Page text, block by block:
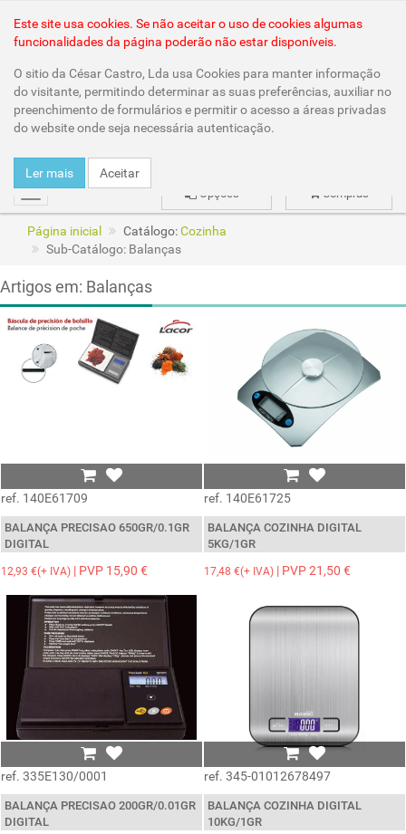
mudar Compras
Opções
Este site usa cookies. Se não aceitar o uso de cookies algumas
funcionalidades da página poderão não estar disponíveis.
O sitio da César Castro, Lda usa Cookies para manter informação
do visitante, permitindo determinar as suas preferências, auxiliar no
preenchimento de formulários e permitir o acesso a áreas privadas
do website onde seja necessária autenticação.
Ler mais Aceitar
Página inicial Catálogo:Cozinha
Sub-Catálogo: Balanças
Artigos em: Balanças
ref. 140E61709
BALANÇA PRECISAO 650GR/0.1GR
DIGITAL
12,93 €(+ IVA) | PVP 15,90 €
ref. 140E61725
BALANÇA COZINHA DIGITAL
5KG/1GR
17,48 €(+ IVA) | PVP 21,50 €
ref. 335E130/0001
BALANÇA PRECISAO 200GR/0.01GR
DIGITAL
ref. 345-01012678497
BALANÇA COZINHA DIGITAL
10KG/1GR